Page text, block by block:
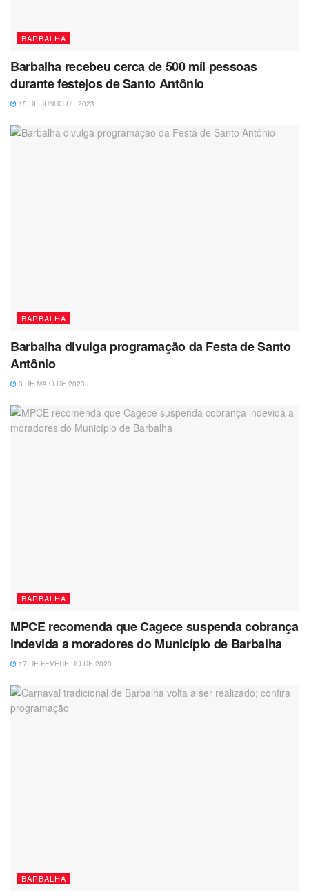
BARBALHA
Barbalha recebeu cerca de 500 mil pessoas
durante festejos de Santo Antônio
15 DE JUNHO DE 2023
BARBALHA
Barbalha divulga programação da Festa de Santo
Antônio
3 DE MAIO DE 2023
BARBALHA
MPCE recomenda que Cagece suspenda cobrança
indevida a moradores do Município de Barbalha
17 DE FEVEREIRO DE 2023
BARBALHA